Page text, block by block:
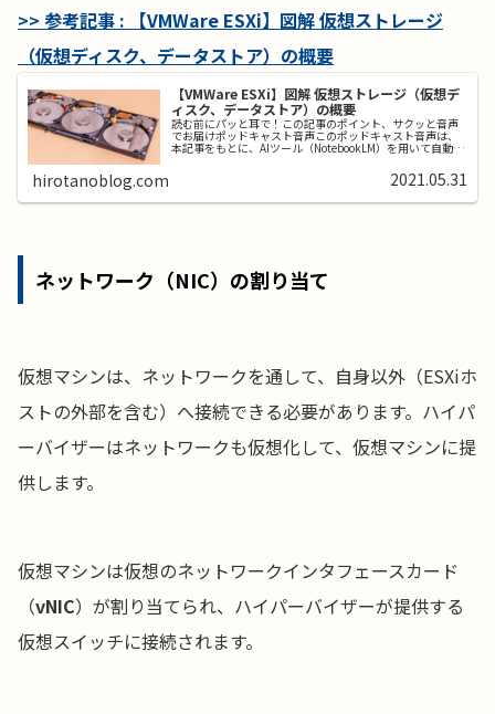
>> 参考記事 : 【VMWare ESXi】図解 仮想ストレージ
（仮想ディスク、データストア）の概要
【VMWare ESXi】図解 仮想ストレージ（仮想デ
ィスク、データストア）の概要
読む前にパッと耳で！この記事のポイント、サクッと音声
でお届けポッドキャスト音声このポッドキャスト音声は、
本記事をもとに、AIツール（NotebookLM）を用いて自動生
hirotanoblog.com 2021.05.31
ネットワーク（NIC）の割り当て
仮想マシンは、ネットワークを通して、自身以外（ESXiホ
ストの外部を含む）へ接続できる必要があります。ハイパ
ーバイザーはネットワークも仮想化して、仮想マシンに提
供します。
仮想マシンは仮想のネットワークインタフェースカード
（vNIC）が割り当てられ、ハイパーバイザーが提供する
仮想スイッチに接続されます。